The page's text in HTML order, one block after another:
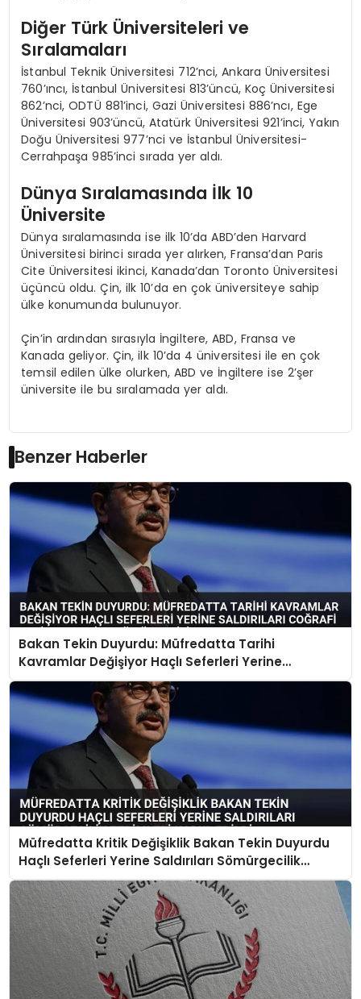
Diğer Türk Üniversiteleri ve
Sıralamaları
İstanbul Teknik Üniversitesi 712’nci, Ankara Üniversitesi
760’ıncı, İstanbul Üniversitesi 813’üncü, Koç Üniversitesi
862’nci, ODTÜ 881’inci, Gazi Üniversitesi 886’ncı, Ege
Üniversitesi 903’üncü, Atatürk Üniversitesi 921’inci, Yakın
Doğu Üniversitesi 977’nci ve İstanbul Üniversitesi-
Cerrahpaşa 985’inci sırada yer aldı.
Dünya Sıralamasında İlk 10
Üniversite
Dünya sıralamasında ise ilk 10’da ABD’den Harvard
Üniversitesi birinci sırada yer alırken, Fransa’dan Paris
Cite Üniversitesi ikinci, Kanada’dan Toronto Üniversitesi
üçüncü oldu. Çin, ilk 10’da en çok üniversiteye sahip
ülke konumunda bulunuyor.
Çin’in ardından sırasıyla İngiltere, ABD, Fransa ve
Kanada geliyor. Çin, ilk 10’da 4 üniversitesi ile en çok
temsil edilen ülke olurken, ABD ve İngiltere ise 2’şer
üniversite ile bu sıralamada yer aldı.
Benzer Haberler
Bakan Tekin Duyurdu: Müfredatta Tarihi
Kavramlar Değişiyor Haçlı Seferleri Yerine
Saldırıları Coğrafi Keşifler Yerine Sömürgecilik
Olacak
Müfredatta Kritik Değişiklik Bakan Tekin Duyurdu
Haçlı Seferleri Yerine Saldırıları Sömürgecilik
Terimleri Kabul Edildi